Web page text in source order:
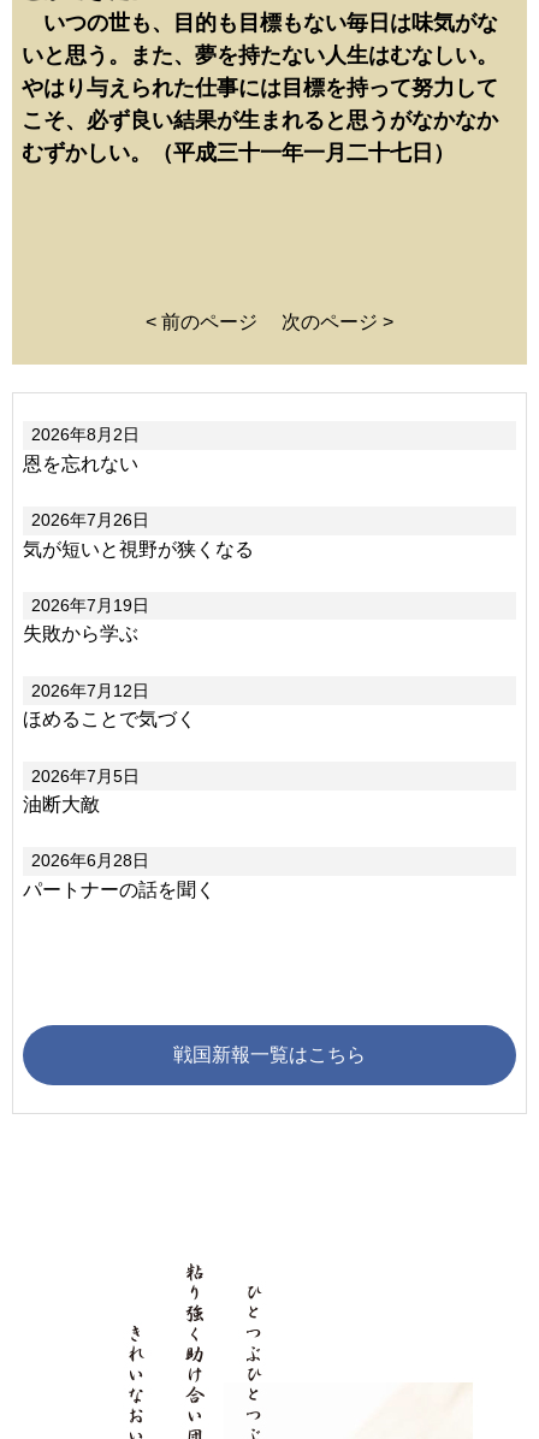
いつの世も、目的も目標もない毎日は味気がな
いと思う。また、夢を持たない人生はむなしい。
やはり与えられた仕事には目標を持って努力して
こそ、必ず良い結果が生まれると思うがなかなか
むずかしい。（平成三十一年一月二十七日）
< 前のページ 次のページ >
2026年8月2日
恩を忘れない
2026年7月26日
気が短いと視野が狭くなる
2026年7月19日
失敗から学ぶ
2026年7月12日
ほめることで気づく
2026年7月5日
油断大敵
2026年6月28日
パートナーの話を聞く
戦国新報一覧はこちら